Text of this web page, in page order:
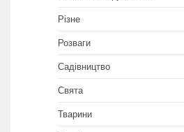
Різне
Розваги
Садівництво
Свята
Тварини